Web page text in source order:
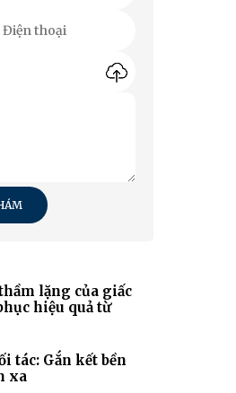
lặng của giấc
hiệu quả từ
tác: Gắn kết bền
xa